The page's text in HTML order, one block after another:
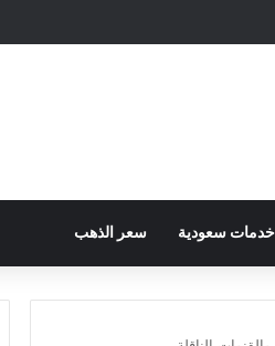
لأصحاب المخابز من رفع أسعار الخبز
خدمات سعودية سعر الذهب